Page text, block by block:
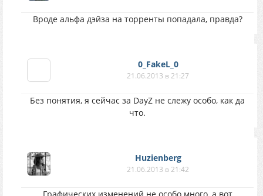
Вроде альфа дэйза на торренты попадала, правда?
0_FakeL_0
21.06.2013 в 21:27
Без понятия, я сейчас за DayZ не слежу особо, как да
что.
Huzienberg
21.06.2013 в 21:42